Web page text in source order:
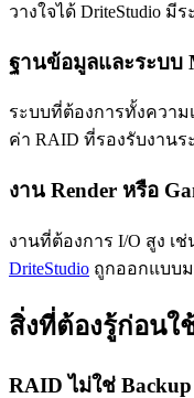
วางใจได้ DriteStudio
ฐานข้อมูลและระบบ
ระบบที่ต้องการทั้งความ
ค่า RAID ที่รองรับงาน
งาน Render หรือ
งานที่ต้องการ I/O สูง เ
DriteStudio ถูกออกแบบม
สิ่งที่ต้องรู้ก่อนใ
RAID ไม่ใช่ Backup